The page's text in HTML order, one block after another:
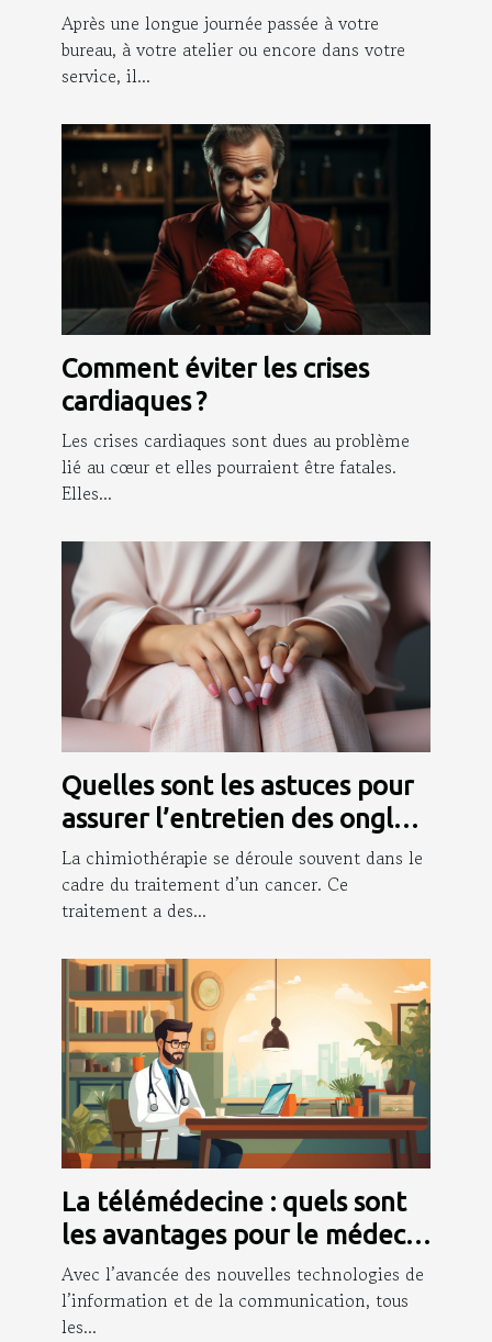
Après une longue journée passée à votre
bureau, à votre atelier ou encore dans votre
service, il...
Comment éviter les crises
cardiaques ?
Les crises cardiaques sont dues au problème
lié au cœur et elles pourraient être fatales.
Elles...
Quelles sont les astuces pour
assurer l’entretien des ongles
pendant la chimio ?
La chimiothérapie se déroule souvent dans le
cadre du traitement d’un cancer. Ce
traitement a des...
La télémédecine : quels sont
les avantages pour le médecin
et les patients ?
Avec l’avancée des nouvelles technologies de
l’information et de la communication, tous
les...